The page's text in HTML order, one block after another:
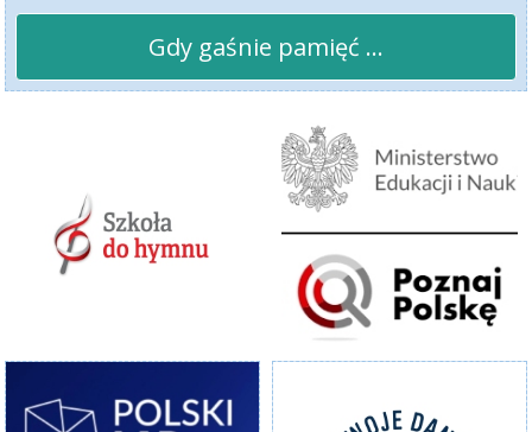
Gdy gaśnie pamięć ...